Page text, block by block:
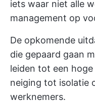
iets waar niet alle
management op
De opkomende
die gepaard gaan
leiden tot een
neiging tot isolatie
werknemers.